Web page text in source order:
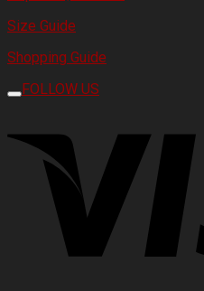
Size Guide
Shopping Guide
FOLLOW US